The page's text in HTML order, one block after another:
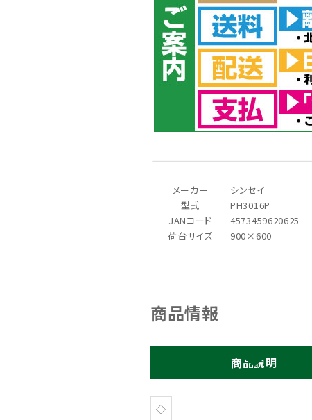
メーカー
シンセイ
型式
PH3016P
JANコード
4573459620625
荷台サイズ
900×600
商品情報
商品説明
◇